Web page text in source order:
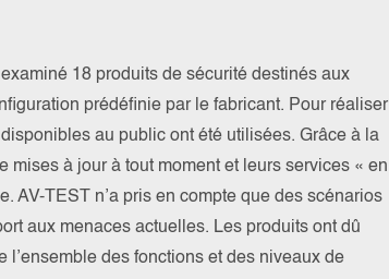
18 produits de sécurité destinés aux
prédéfinie par le fabricant. Pour réaliser
au public ont été utilisées. Grâce à la
mises à jour à tout moment et leurs services « en
AV-TEST n’a pris en compte que des scénarios
aux menaces actuelles. Les produits ont dû
l’ensemble des fonctions et des niveaux de